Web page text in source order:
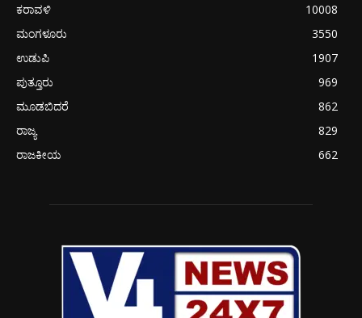
ಕರಾವಳಿ
10008
ಮಂಗಳೂರು
3550
ಉಡುಪಿ
1907
ಪುತ್ತೂರು
969
ಮೂಡಬಿದರೆ
862
ರಾಜ್ಯ
829
ರಾಜಕೀಯ
662